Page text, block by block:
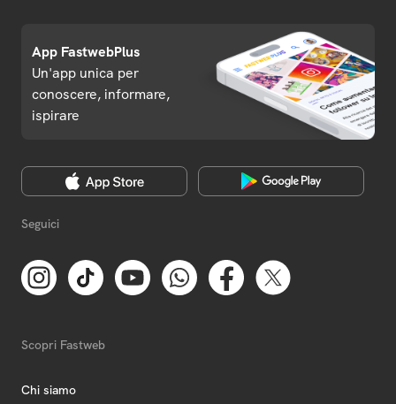
App FastwebPlus
Un'app unica per
conoscere, informare,
ispirare
Seguici
Scopri Fastweb
Chi siamo